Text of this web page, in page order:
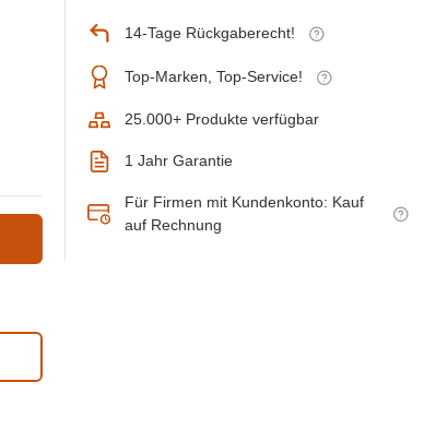
14-Tage Rückgaberecht!
Top-Marken, Top-Service!
25.000+ Produkte verfügbar
1 Jahr Garantie
Für Firmen mit Kundenkonto: Kauf
auf Rechnung